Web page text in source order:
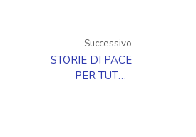
Successivo
STORIE DI PACE
PER TUTT*: